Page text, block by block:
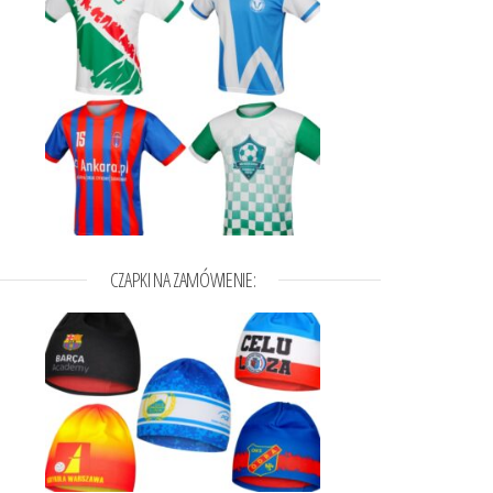
wiele wariantów. Opcje można wybrać na stronie produktu
CZAPKI NA ZAMÓWIENIE: